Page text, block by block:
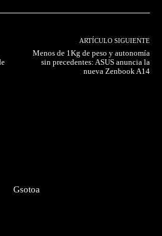
ARTÍCULO SIGUIENTE
Menos de 1Kg de peso y autonomía
sin precedentes: ASUS anuncia la
nueva Zenbook A14
Gsotoa